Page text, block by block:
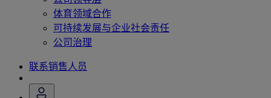
体育领域合作
可持续发展与企业社会责任
公司治理
联系销售人员